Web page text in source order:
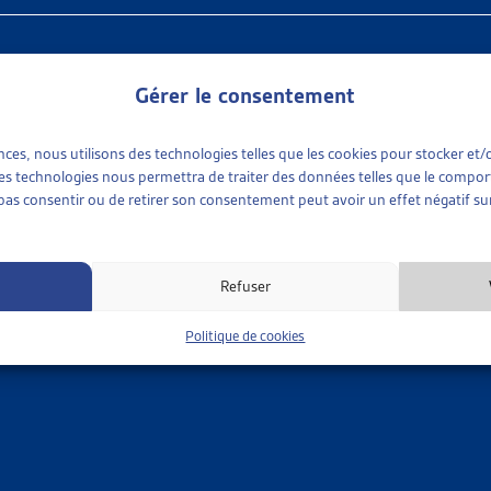
Gérer le consentement
nous utilisons des technologies telles que les cookies pour stocker
technologies nous permettra de traiter des données telles que le
consentir ou de retirer son consentement peut avoir un effet négatif
Refuser
Politique de cookies
dans ce document les objets archivés de la Synthèse des
des inégalités en Suisse
sociale